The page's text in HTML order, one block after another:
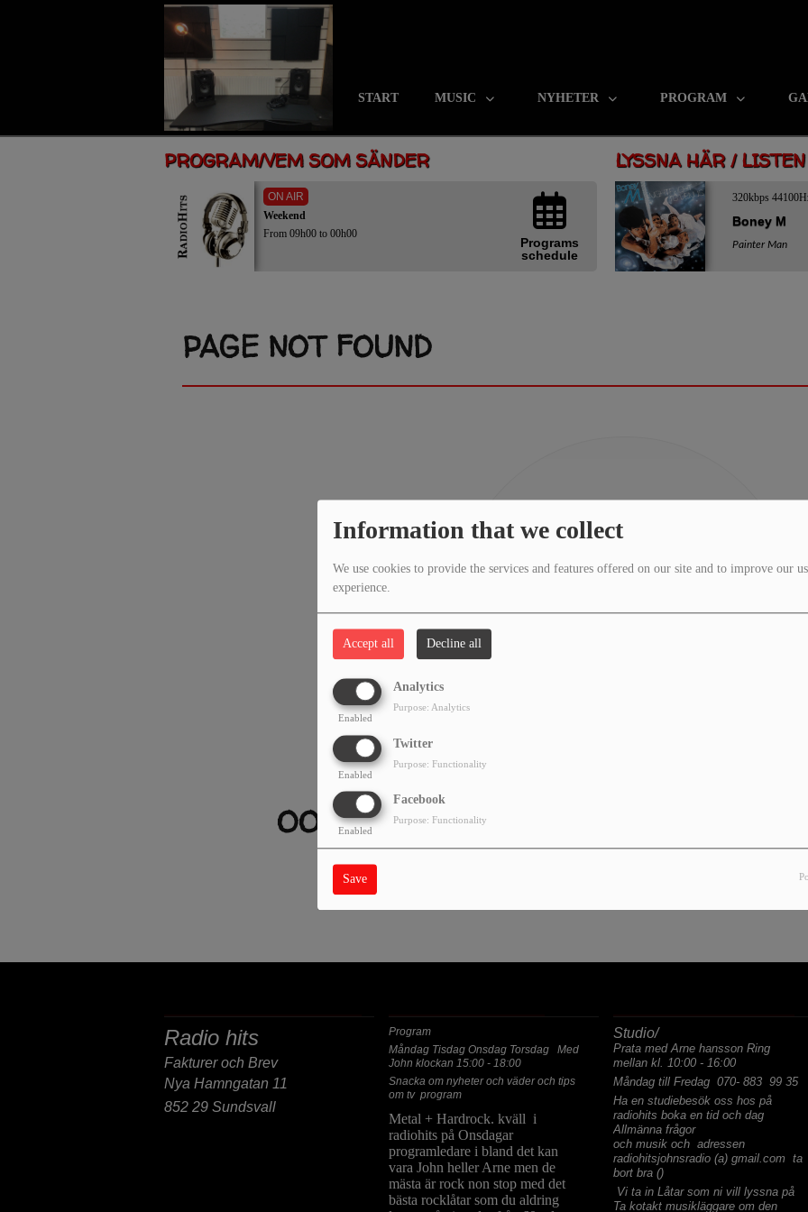
Information that we collect
We use cookies to provide the services and features offered on our site and to improve our
experience.
Accept all Decline all
Analytics
Enabled
Purpose: Analytics
Twitter
Enabled
Purpose: Functionality
Facebook
Enabled
Purpose: Functionality
Save
START MUSIC NYHETER PROGRAM
PROGRAM/VEM SOM SÄNDER
ON AIR
Weekend
From 09h00 to 00h00
Programs
schedule
LYSSNA HÄR /
320kbps
Boney M
Painter Man
PAGE NOT FOUND
404
OOPS, YOU HAVE ENCOUNTERED
SORRY, THE PAGE YOU ARE LOOKING FOR NO LONGER
Radio hits
Fakturer och Brev
Nya Hamngatan 11
852 29 Sundsvall
Program
Måndag Tisdag Onsdag Torsdag Med
John klockan 15:00 - 18:00
Snacka om nyheter och väder och tips
om tv program
Metal + Hardrock. kväll i
radiohits på Onsdagar
programledare i bland det kan
vara John heller Arne men de
mästa är rock non stop med det
bästa rocklåtar som du aldring
Studio/
Prata med Arne hansson Ring
mellan kl. 10:00 - 16:00
Måndag till Fredag 070- 883 99 35
Ha en studiebesök oss hos på
radiohits boka en tid och dag
Allmänna frågor
och musik och adressen
radiohitsjohnsradio (a) gmail.com ta
bort bra ()
Vi ta in Låtar som ni vill lyssna på
Ta kotakt musikläggare om den